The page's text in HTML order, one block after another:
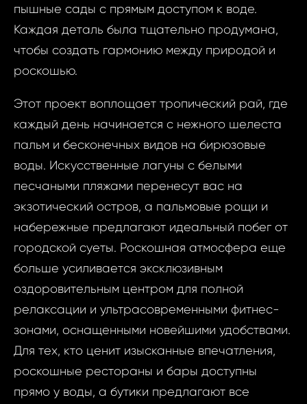
пышные сады с прямым доступом к воде.
Каждая деталь была тщательно продумана,
чтобы создать гармонию между природой и
роскошью.
Этот проект воплощает тропический рай, где
каждый день начинается с нежного шелеста
пальм и бесконечных видов на бирюзовые
воды. Искусственные лагуны с белыми
песчаными пляжами перенесут вас на
экзотический остров, а пальмовые рощи и
набережные предлагают идеальный побег от
городской суеты. Роскошная атмосфера еще
больше усиливается эксклюзивным
оздоровительным центром для полной
релаксации и ультрасовременными фитнес-
зонами, оснащенными новейшими удобствами.
Для тех, кто ценит изысканные впечатления,
роскошные рестораны и бары доступны
прямо у воды, а бутики предлагают все
ID1957 -